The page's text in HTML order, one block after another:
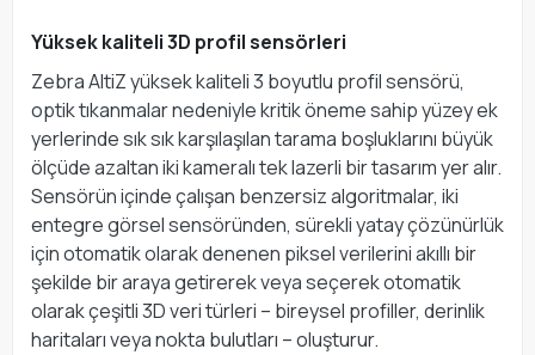
Yüksek kaliteli 3D profil sensörleri
Zebra AltiZ yüksek kaliteli 3 boyutlu profil sensörü,
optik tıkanmalar nedeniyle kritik öneme sahip yüzey ek
yerlerinde sık sık karşılaşılan tarama boşluklarını büyük
ölçüde azaltan iki kameralı tek lazerli bir tasarım yer alır.
Sensörün içinde çalışan benzersiz algoritmalar, iki
entegre görsel sensöründen, sürekli yatay çözünürlük
için otomatik olarak denenen piksel verilerini akıllı bir
şekilde bir araya getirerek veya seçerek otomatik
olarak çeşitli 3D veri türleri – bireysel profiller, derinlik
haritaları veya nokta bulutları – oluşturur.